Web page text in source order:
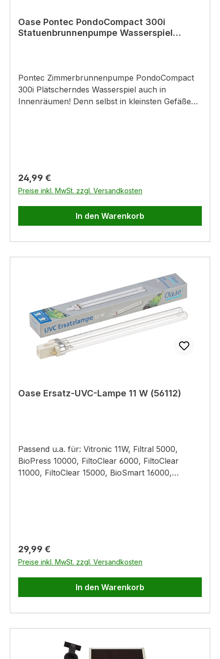
Oase Pontec PondoCompact 300i
Statuenbrunnenpumpe Wasserspiel
Pontec Zimmerbrunnenpumpe PondoCompact
300i Plätscherndes Wasserspiel auch in
Innenräumen! Denn selbst in kleinsten Gefäßen
regulierbare Durchflussmenge von 150 - 300 l/h
- maximale Förderhöhe von 0,7 m bei einer
Leistung von 5 Watt - inklusive
Schlauchanschluss für Schläuche mit ½ (13 mm)
Stromkabel - geeignet für Indoorwasserspiele
Regulärer Preis:
24,99 €
Preise inkl. MwSt. zzgl. Versandkosten
In den Warenkorb
Oase Ersatz-UVC-Lampe 11 W (56112)
Passend u.a. für: Vitronic 11W, Filtral 5000,
BioPress 10000, FiltoClear 6000, FiltoClear
11000, FiltoClear 15000, BioSmart 16000,
Regulärer Preis:
29,99 €
Preise inkl. MwSt. zzgl. Versandkosten
In den Warenkorb